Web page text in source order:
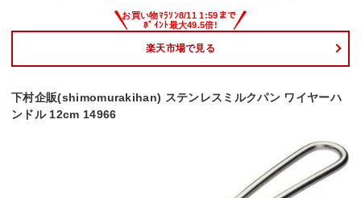
楽天市場で見る
下村企販(shimomurakihan) ステンレスミルクパン ワイヤーハ
ンドル 12cm 14966